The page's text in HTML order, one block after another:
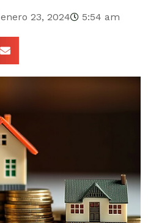
enero 23, 2024 5:54 am